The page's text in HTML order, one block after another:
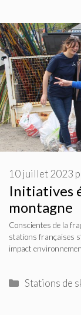
Initiatives
montagne
10 juillet 2023
Conscientes de la
stations françaises
impact
Catégories
Stations de